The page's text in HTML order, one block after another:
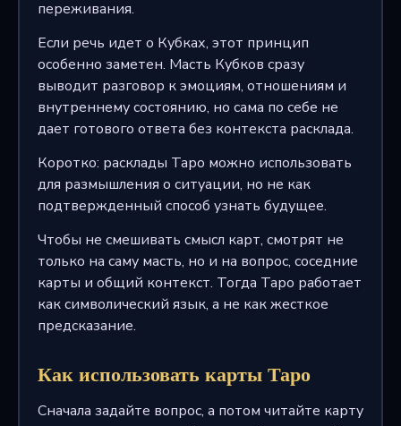
переживания.
Если речь идет о Кубках, этот принцип
особенно заметен. Масть Кубков сразу
выводит разговор к эмоциям, отношениям и
внутреннему состоянию, но сама по себе не
дает готового ответа без контекста расклада.
Коротко: расклады Таро можно использовать
для размышления о ситуации, но не как
подтвержденный способ узнать будущее.
Чтобы не смешивать смысл карт, смотрят не
только на саму масть, но и на вопрос, соседние
карты и общий контекст. Тогда Таро работает
как символический язык, а не как жесткое
предсказание.
Как использовать карты Таро
Сначала задайте вопрос, а потом читайте карту